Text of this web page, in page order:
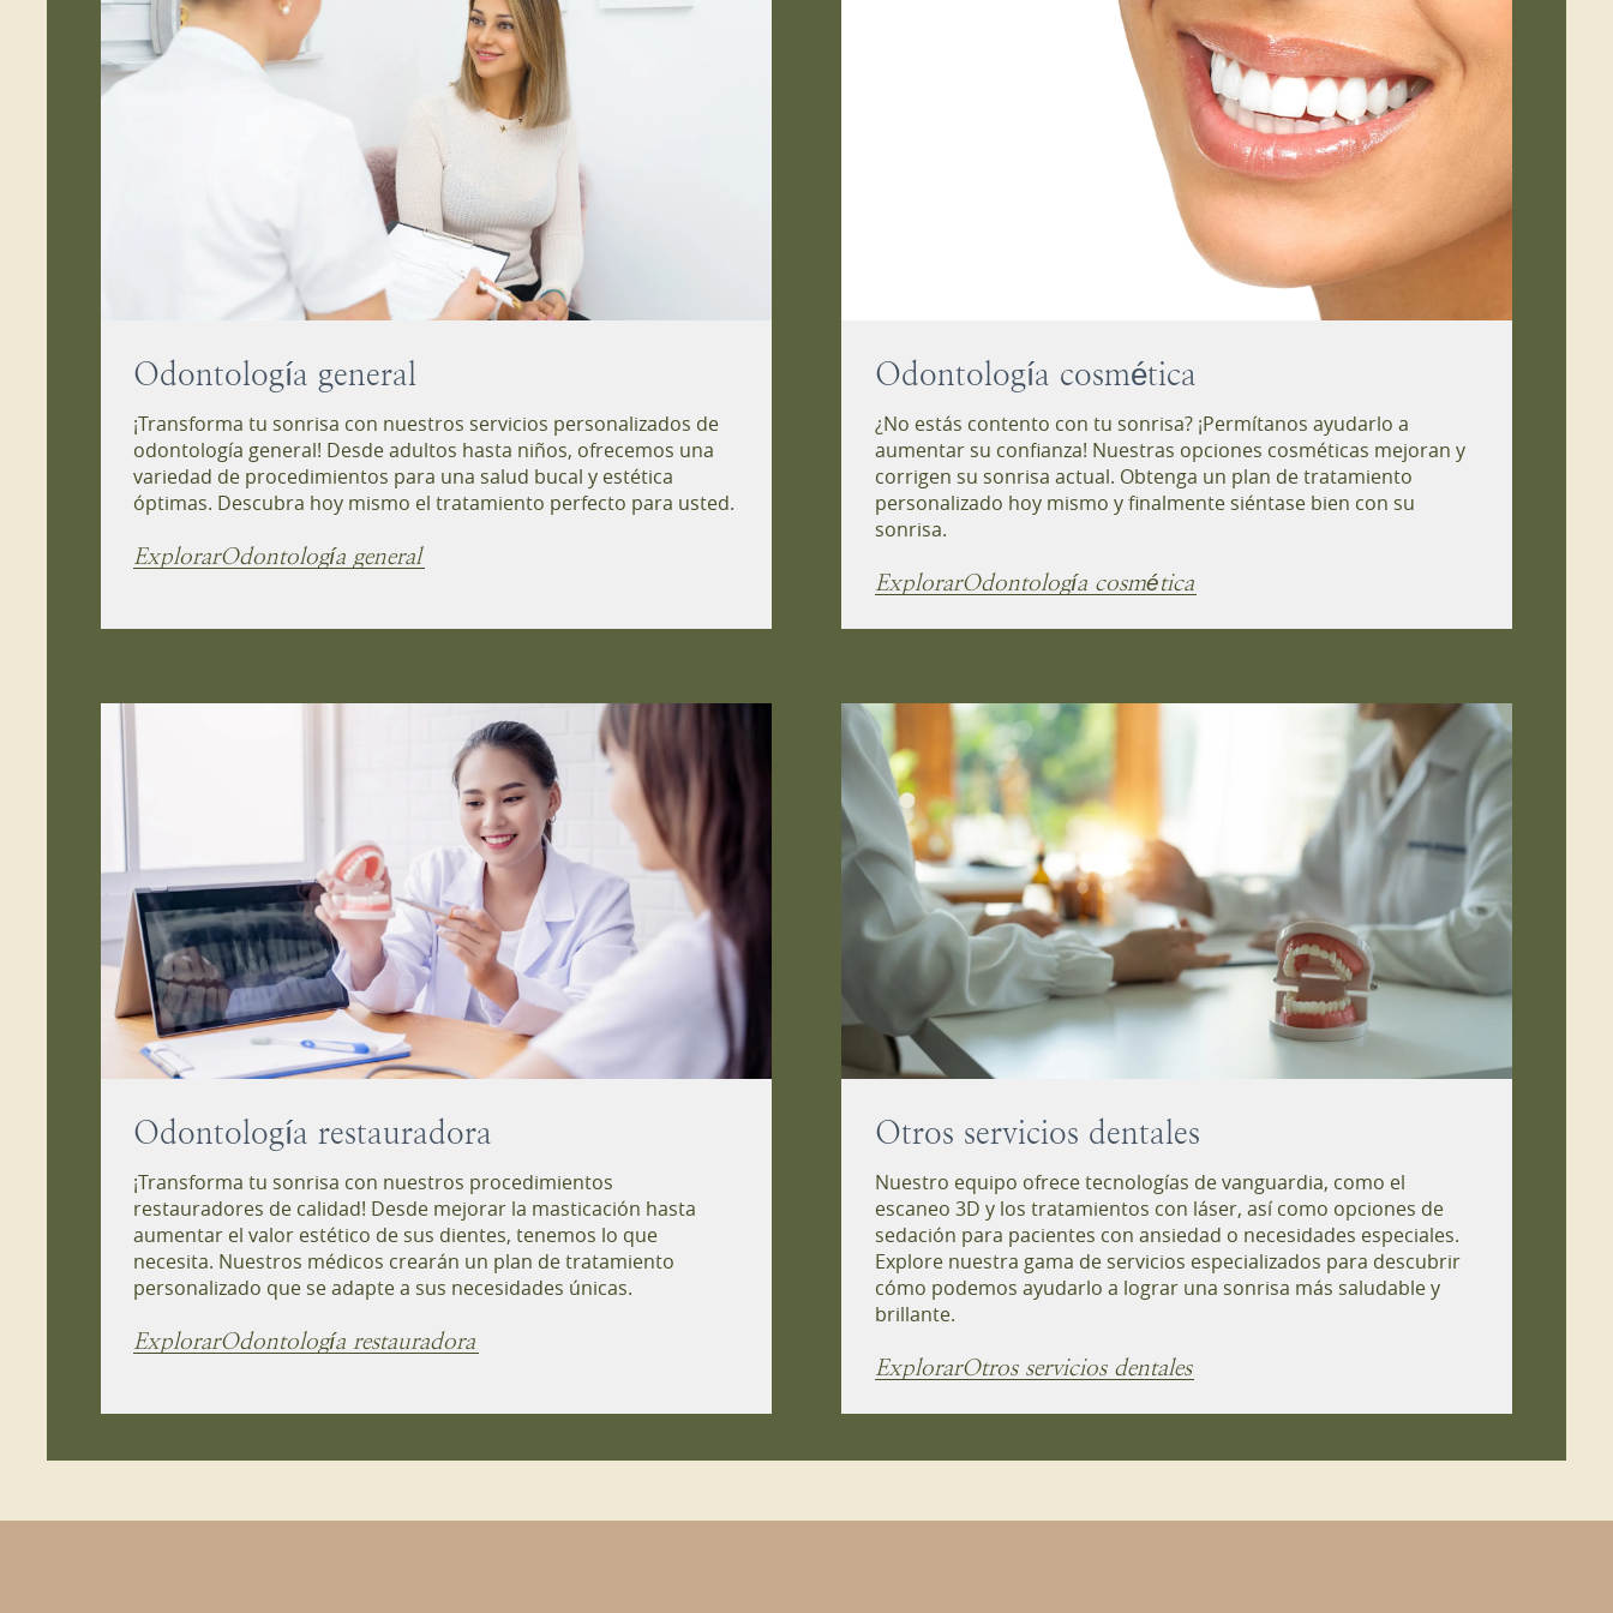
Odontología general
¡Transforma tu sonrisa con nuestros servicios personalizados de
odontología general! Desde adultos hasta niños, ofrecemos una
variedad de procedimientos para una salud bucal y estética
óptimas. Descubra hoy mismo el tratamiento perfecto para usted.
ExplorarOdontología general
Odontología cosmética
¿No estás contento con tu sonrisa? ¡Permítanos ayudarlo a
aumentar su confianza! Nuestras opciones cosméticas mejoran y
corrigen su sonrisa actual. Obtenga un plan de tratamiento
personalizado hoy mismo y finalmente siéntase bien con su
sonrisa.
ExplorarOdontología cosmética
Odontología restauradora
¡Transforma tu sonrisa con nuestros procedimientos
restauradores de calidad! Desde mejorar la masticación hasta
aumentar el valor estético de sus dientes, tenemos lo que
necesita. Nuestros médicos crearán un plan de tratamiento
personalizado que se adapte a sus necesidades únicas.
ExplorarOdontología restauradora
Otros servicios dentales
Nuestro equipo ofrece tecnologías de vanguardia, como el
escaneo 3D y los tratamientos con láser, así como opciones de
sedación para pacientes con ansiedad o necesidades especiales.
Explore nuestra gama de servicios especializados para descubrir
cómo podemos ayudarlo a lograr una sonrisa más saludable y
brillante.
ExplorarOtros servicios dentales